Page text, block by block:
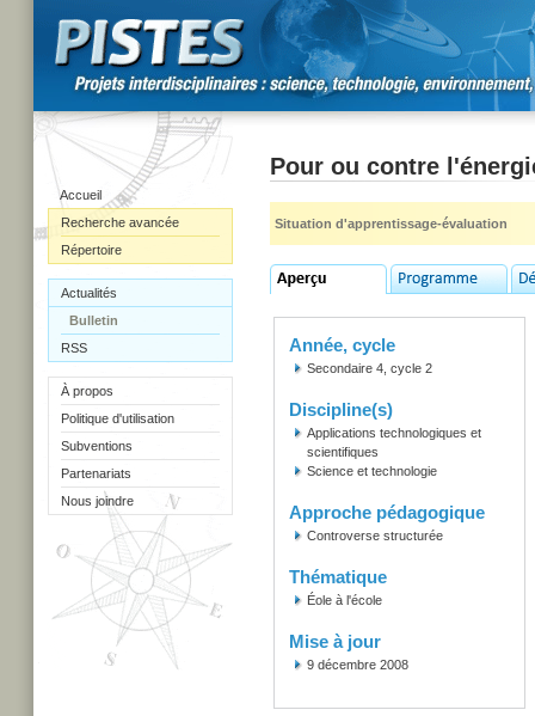
Accueil
Recherche avancée
Répertoire
Actualités
Bulletin
RSS
À propos
Politique d'utilisation
Subventions
Partenariats
Nous joindre
Pour ou contre
Situation d'apprentissage-évaluation
Année, cycle
Secondaire 4, cycle 2
Discipline(s)
Applications technologiques et
scientifiques
Science et technologie
Approche pédagogique
Controverse structurée
Thématique
Éole à l'école
Mise à jour
9 décembre 2008